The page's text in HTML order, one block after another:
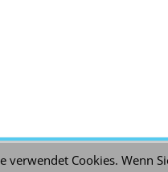
Copyright
verwendet Cookies. Wenn